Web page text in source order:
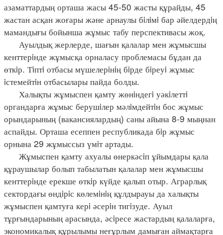
азаматтардың орташа жасы 45-50 жасты құрайды, 45
жастан асқан жоғары және арнаулы бiлiмi бар әйелдердiң
мамандығы бойынша жұмыс табу перспективасы жоқ.
Ауылдық жерлерде, шағын қалалар мен жұмысшы
кенттерiнде жұмысқа орналасу проблемасы бұдан да
өткiр. Тiптi отбасы мүшелерiнiң бiрде бiреуi жұмыс
iстемейтiн отбасылары пайда болды.
Халықты жұмыспен қамту жөнiндегi уәкiлеттi
органдарға жұмыс берушiлер мәлiмдейтiн бос жұмыс
орындарының (вакансиялардың) саны айына 8-9 мыңнан
аспайды. Орташа есеппен республикада бiр жұмыс
орнына 29 жұмыссыз үмiт артады.
Жұмыспен қамту ахуалы өнеркәсiп ұйымдары қала
құраушылар болып табылатын қалалар мен жұмысшы
кенттерiнде ерекше өткiр күйде қалып отыр. Аграрлық
сектордағы өндiрiс көлемiнiң құлдырауы да халықты
жұмыспен қамтуға керi әсерiн тигiзуде. Ауыл
тұрғындарының арасында, әсiресе жастардың қалаларға,
экономикалық құрылымы неғұрлым дамыған аймақтарға